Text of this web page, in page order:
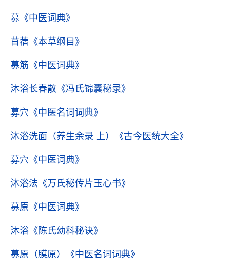
募 《中医词典》
苜蓿 《本草纲目》
募筋 《中医词典》
沐浴长春散 《冯氏锦囊秘录》
募穴 《中医名词词典》
沐浴洗面（养生余录 上） 《古今医统大全》
募穴 《中医词典》
沐浴法 《万氏秘传片玉心书》
募原 《中医词典》
沐浴 《陈氏幼科秘诀》
募原（膜原） 《中医名词词典》